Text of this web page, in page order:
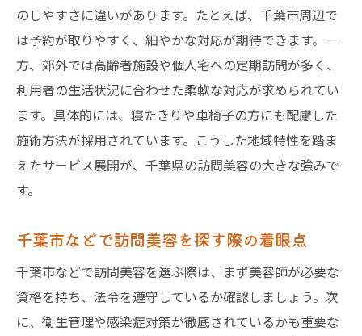
のしやすさに違いがあります。たとえば、千葉市周辺で
は予約が取りやすく、細やかな対応が期待できます。一
方、郊外では高齢者施設や個人宅への定期訪問が多く、
利用者の生活状況に合わせた柔軟な対応が求められてい
ます。具体的には、寝たきりや車椅子の方にも配慮した
施術方法が採用されています。こうした地域特性を踏ま
えたサービス展開が、千葉県の訪問美容の大きな強みで
す。
千葉市などで訪問美容を探す際の着眼点
千葉市などで訪問美容を選ぶ際は、まず美容師が必要な
資格を持ち、法令を遵守しているか確認しましょう。次
に、衛生管理や感染症対策が徹底されているかも重要な